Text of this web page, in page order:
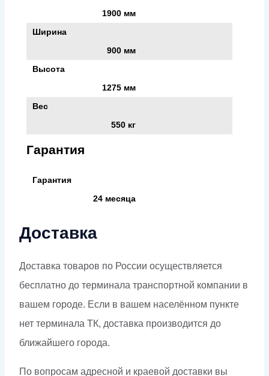
1900 мм
Ширина
900 мм
Высота
1275 мм
Вес
550 кг
Гарантия
Гарантия
24 месяца
Доставка
Доставка товаров по России осуществляется
бесплатно до терминала транспортной компании в
вашем городе. Если в вашем населённом пункте
нет терминала ТК, доставка производится до
ближайшего города.
По вопросам адресной и краевой доставки вы